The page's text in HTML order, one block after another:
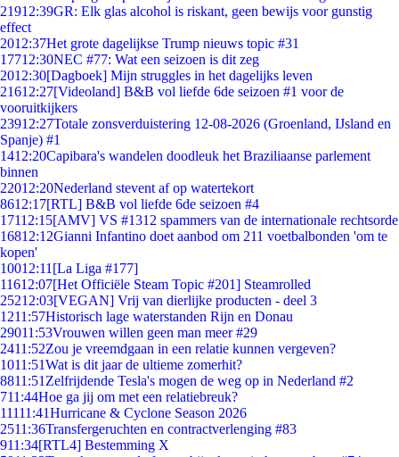
21912:39GR: Elk glas alcohol is riskant, geen bewijs voor gunstig
effect
2012:37Het grote dagelijkse Trump nieuws topic #31
17712:30NEC #77: Wat een seizoen is dit zeg
2012:30[Dagboek] Mijn struggles in het dagelijks leven
21612:27[Videoland] B&B vol liefde 6de seizoen #1 voor de
vooruitkijkers
23912:27Totale zonsverduistering 12-08-2026 (Groenland, IJsland en
Spanje) #1
1412:20Capibara's wandelen doodleuk het Braziliaanse parlement
binnen
22012:20Nederland stevent af op watertekort
8612:17[RTL] B&B vol liefde 6de seizoen #4
17112:15[AMV] VS #1312 spammers van de internationale rechtsorde
16812:12Gianni Infantino doet aanbod om 211 voetbalbonden 'om te
kopen'
10012:11 [La Liga #177]
11612:07[Het Officiële Steam Topic #201] Steamrolled
25212:03[VEGAN] Vrij van dierlijke producten - deel 3
1211:57Historisch lage waterstanden Rijn en Donau
29011:53Vrouwen willen geen man meer #29
2411:52Zou je vreemdgaan in een relatie kunnen vergeven?
1011:51Wat is dit jaar de ultieme zomerhit?
8811:51 Zelfrijdende Tesla's mogen de weg op in Nederland #2
711:44Hoe ga jij om met een relatiebreuk?
11111:41Hurricane & Cyclone Season 2026
2511:36Transfergeruchten en contractverlenging #83
911:34[RTL4] Bestemming X